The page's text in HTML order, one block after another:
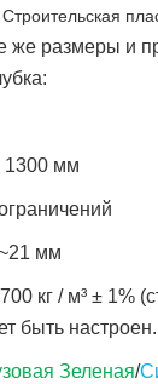
Строительская
же размеры и
1300 мм
мм
кг / м³ ± 1%
быть настроен.
Зеленая/